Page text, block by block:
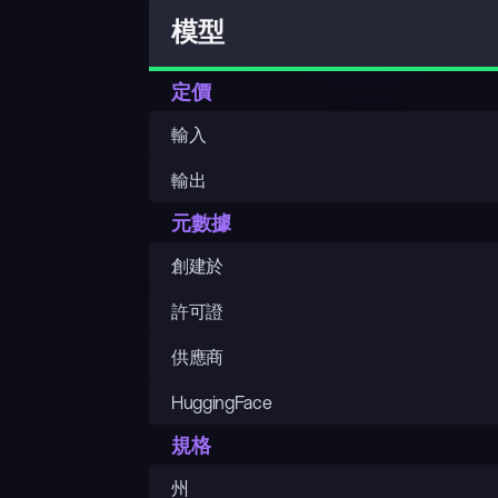
模型
定價
輸入
輸出
元數據
創建於
許可證
供應商
HuggingFace
規格
州